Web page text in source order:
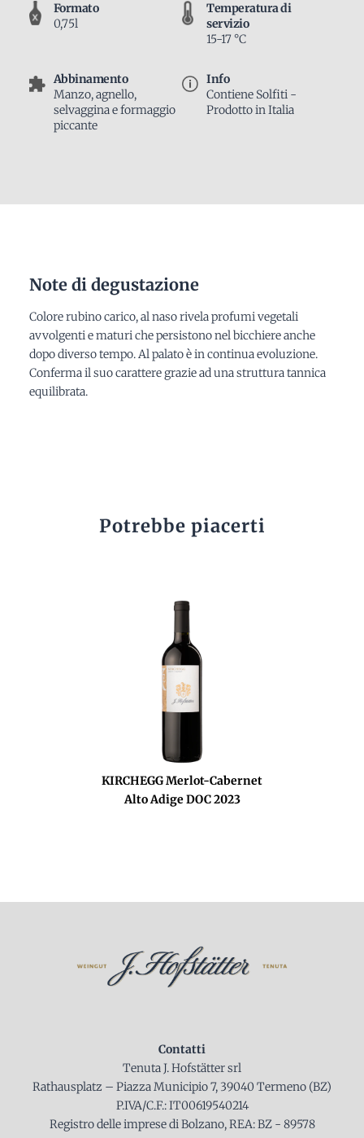
Formato
0,75l
Temperatura di
servizio
15-17 °C
Abbinamento
Manzo, agnello,
selvaggina e formaggio
piccante
Info
Contiene Solfiti -
Prodotto in Italia
Note di degustazione
Colore rubino carico, al naso rivela profumi vegetali
avvolgenti e maturi che persistono nel bicchiere anche
dopo diverso tempo. Al palato è in continua evoluzione.
Conferma il suo carattere grazie ad una struttura tannica
equilibrata.
Potrebbe piacerti
KIRCHEGG Merlot-Cabernet
Alto Adige DOC 2023
Contatti
Tenuta J. Hofstätter srl
Rathausplatz – Piazza Municipio 7, 39040 Termeno (BZ)
P.IVA/C.F.: IT00619540214
Registro delle imprese di Bolzano, REA: BZ - 89578